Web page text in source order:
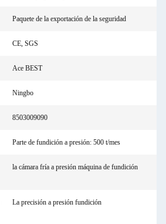
Paquete de la exportación de la seguridad
CE, SGS
Ace BEST
Ningbo
8503009090
Parte de fundición a presión: 500 t/mes
la cámara fría a presión máquina de fundición
La precisión a presión fundición